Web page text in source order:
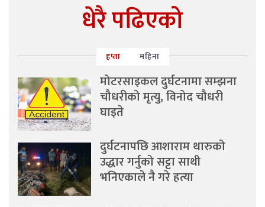
धेरै पढिएको
हप्ता महिना
मोटरसाइकल दुर्घटनामा सम्झना
चौधरीको मृत्यु, विनोद चौधरी
घाइते
दुर्घटनापछि आशाराम थारुको
उद्धार गर्नुको सट्टा साथी
भनिएकाले नै गरे हत्या